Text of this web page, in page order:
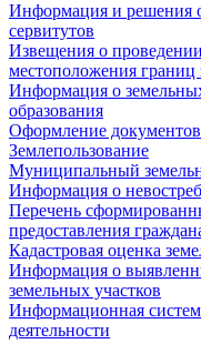
Информация и решения
сервитутов
Извещения о
местоположения границ
Информация о
образования
Оформление
Землепользование
Муниципальный
Информация о
Перечень
предоставления
Кадастровая оценка
Информация о
земельных участков
Информационная
деятельности